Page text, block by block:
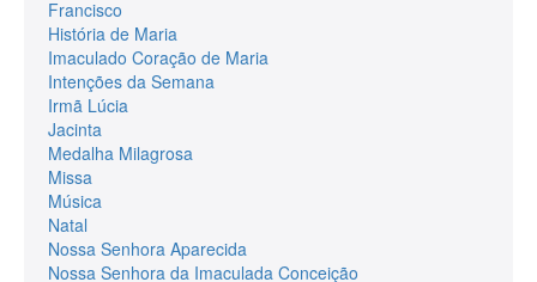
Francisco
História de Maria
Imaculado Coração de Maria
Intenções da Semana
Irmã Lúcia
Jacinta
Medalha Milagrosa
Missa
Música
Natal
Nossa Senhora Aparecida
Nossa Senhora da Imaculada Conceição